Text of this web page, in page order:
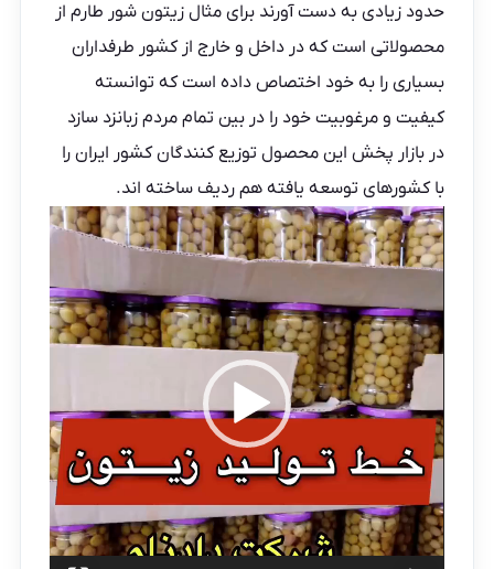
حدود زیادی به دست آورند برای مثال زیتون شور طارم از
محصولاتی است که در داخل و خارج از کشور طرفداران
بسیاری را به خود اختصاص داده است که توانسته
کیفیت و مرغوبیت خود را در بین تمام مردم زبانزد سازد
در بازار پخش این محصول توزیع کنندگان کشور ایران را
با کشورهای توسعه یافته هم ردیف ساخته اند.
نمایشگر
ویدیو